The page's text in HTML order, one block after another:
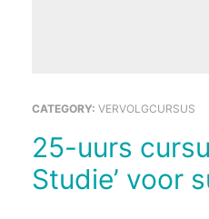
CATEGORY: VERVOLGCURSUS
25-uurs cursus ‘De N=1
Studie’ voor